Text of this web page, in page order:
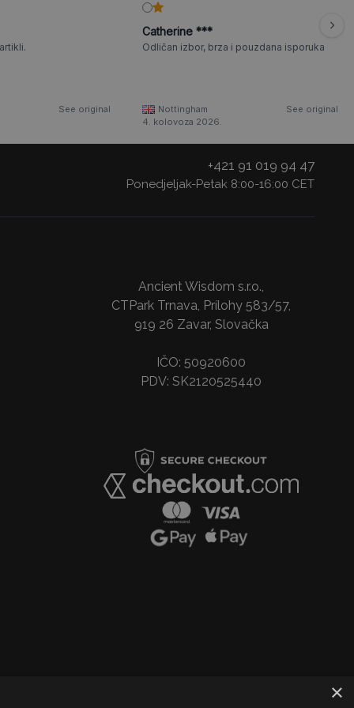
See original
Catherine ***
Odličan izbor, brza i pouzdana isporuka
Nottingham
See original
4. kolovoza 2026.
+421 91 019 94 47
Ponedjeljak-Petak 8:00-16:00 CET
Ancient Wisdom s.r.o.,
CTPark Trnava, Prílohy 583/57,
919 26 Zavar, Slovačka
IČO: 50920600
PDV: SK2120525440
×